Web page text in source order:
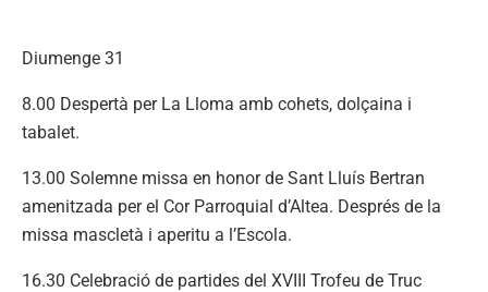
Diumenge 31
8.00 Despertà per La Lloma amb cohets, dolçaina i
tabalet.
13.00 Solemne missa en honor de Sant Lluís Bertran
amenitzada per el Cor Parroquial d’Altea. Després de la
missa mascletà i aperitu a l’Escola.
16.30 Celebració de partides del XVIII Trofeu de Truc